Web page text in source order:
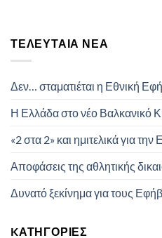
ΤΕΛΕΥΤΑΊΑ ΝΈΑ
Δεν… σταματιέται η Εθνική
Η Ελλάδα στο νέο
«2 στα 2» και ημιτελικά για την
Αποφάσεις της αθλητικής
Δυνατό ξεκίνημα για τους
KΑΤΗΓΟΡΊΕΣ